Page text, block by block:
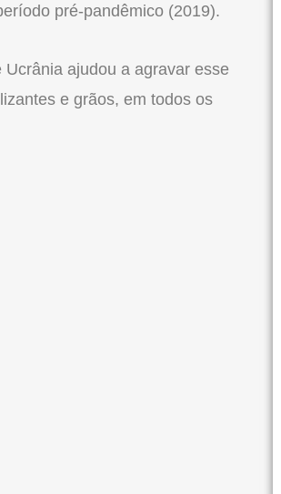
pré-pandêmico (2019).
ajudou a agravar esse
e grãos, em todos os